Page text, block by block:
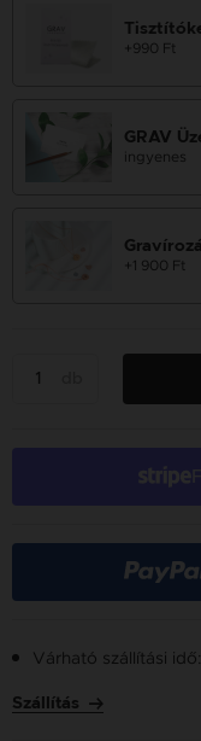
+990 Ft
GRAV
ingyenes
+1 900 Ft
Várható szállítási
Szállítás